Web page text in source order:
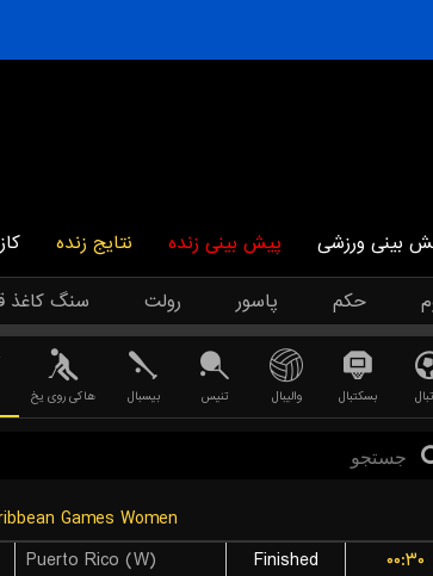
بینی ورزشی پیش بینی زنده نتایج زنده
حکم پاسور رولت سنگ کاغذ
بسکتبال والیبال تنیس بیسبال هاکی روی یخ
Games Women
Puerto Rico (W) Finished
۰۰:۳۰